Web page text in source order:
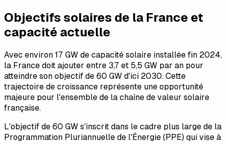
Objectifs solaires de la France et
capacité actuelle
Avec environ 17 GW de capacité solaire installée fin 2024,
la France doit ajouter entre 3,7 et 5,5 GW par an pour
atteindre son objectif de 60 GW d'ici 2030. Cette
trajectoire de croissance représente une opportunité
majeure pour l'ensemble de la chaîne de valeur solaire
française.
L'objectif de 60 GW s'inscrit dans le cadre plus large de la
Programmation Pluriannuelle de l'Énergie (PPE) qui vise à